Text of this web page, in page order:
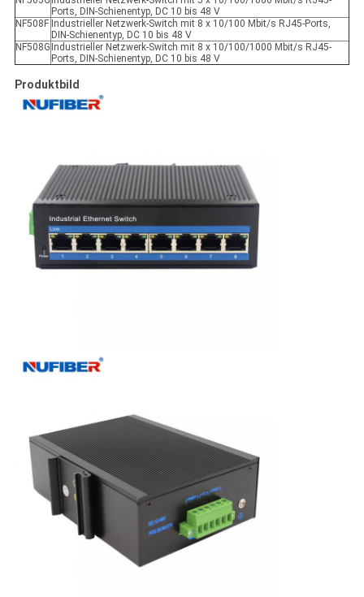
Ports, DIN-Schienentyp, DC 10 bis 48 V
NF508F Industrieller Netzwerk-Switch mit 8 x 10/100 Mbit/s RJ45-Ports,
DIN-Schienentyp, DC 10 bis 48 V
NF508G Industrieller Netzwerk-Switch mit 8 x 10/100/1000 Mbit/s RJ45-
Ports, DIN-Schienentyp, DC 10 bis 48 V
Produktbild